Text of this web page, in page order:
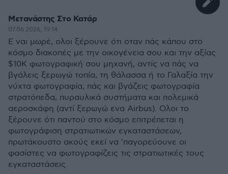
Μετανάστης Στο Κατάρ
07.06.2026, 19:14
E ναι μωρέ, ολοι ξέρουνε ότι οταν πάς κάπου στο
κόσμο διακοπές με την οικογένεια σου και την αξίας
$10Κ φωτογραφική σου μηχανή, αντίς να πάς να
βγάλεις ξερωγώ τοπία, τη θάλασσα ή το Γαλαξία την
νύχτα φωτογραφία, πάς και βγάζεις φωτογραφία
στρατόπεδα, πυραυλικά συστήματα και πολεμικά
αεροσκάφη (αντί ξερωγώ ενα Airbus). Oλοι το
ξέρουνε ότι παντού στο κόσμο επιτρέπεται η
φωτογράφιση στρατιωτικών εγκαταστάσεων,
πρωτάκουστο ακούς εκεί να 'παγορεύουνε οι
φασίστες να φωτογραφίζεις τις στρατιωτικές τους
εγκαταστάσεις.